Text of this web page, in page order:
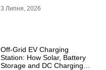
3 Липня, 2026
Off-Grid EV Charging
Station: How Solar, Battery
Storage and DC Charging